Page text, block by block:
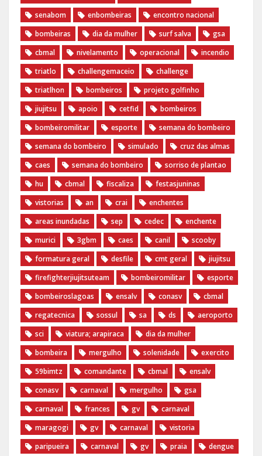
senabom
enbombeiras
encontro nacional
bombeiras
dia da mulher surf salva
gsa
cbmal
nivelamento operacional
incendio
triatlo
challengemaceio
challenge
triatlhon
bombeiros
projeto golfinho
jiujitsu
apoio cetfid
bombeiros
bombeiromilitar
esporte
semana do bombeiro
semana do bombeiro
simulado
cruz das almas
caes
semana do bombeiro
sorriso de plantao
hu
cbmal fiscaliza
festasjuninas
vistorias
an crai
enchentes
areas inundadas
sep cedec
enchente
murici
3gbm caes canil
scooby
formatura geral
desfile cmt geral
jiujitsu
firefighterjiujitsuteam
bombeiromilitar
esporte
bombeiroslagoas
ensalv conasv
cbmal
regatecnica
sossul sa ds
aeroporto
sci
viatura; arapiraca
dia da mulher
bombeira
mergulho solenidade
exercito
59bimtz
comandante cbmal
ensalv
conasv
carnaval mergulho
gsa
carnaval
frances gv
carnaval
maragogi
gv carnaval
vistoria
paripueira
carnaval gv praia
dengue